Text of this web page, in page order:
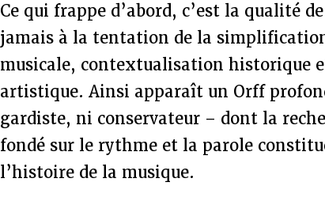
Ce qui frappe d’abord, c’est la qualité
jamais à la tentation de la
musicale, contextualisation historique
artistique. Ainsi apparaît un Orff
gardiste, ni conservateur – dont la
fondé sur le rythme et la parole
l’histoire de la musique.